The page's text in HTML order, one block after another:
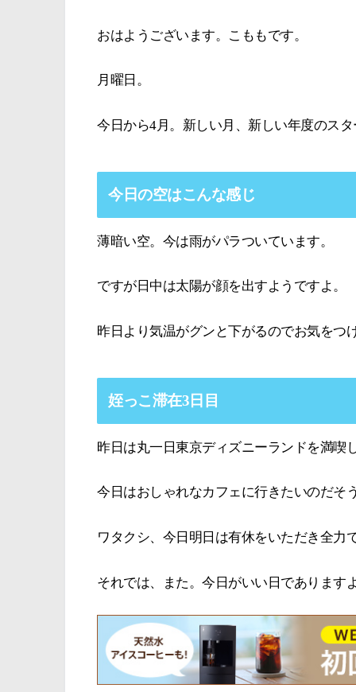
おはようございます。こももです。
月曜日。
今日から4月。新しい月、新しい年度のス
今日の空はこんな感じ
薄暗い空。今は雨がパラついています。
ですが日中は太陽が顔を出すようですよ。
昨日より気温がグンと下がるのでお気をつ
姪っこ滞在3日目
昨日は丸一日東京ディズニーランドを満喫
今日はおしゃれなカフェに行きたいのだそ
ワタクシ、今日明日は有休をいただき全力
それでは、また。今日がいい日であります